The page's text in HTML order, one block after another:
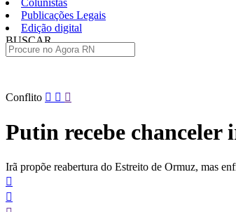
Colunistas
Publicações Legais
Edição digital
BUSCAR
Pular
conteúdo
Conflito
Putin recebe chanceler
Irã propõe reabertura do Estreito de Ormuz, mas